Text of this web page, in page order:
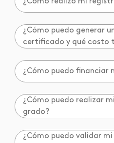
¿Cómo puedo generar
certificado y qué costo
¿Cómo puedo financiar
¿Cómo puedo realizar
grado?
¿Cómo puedo validar